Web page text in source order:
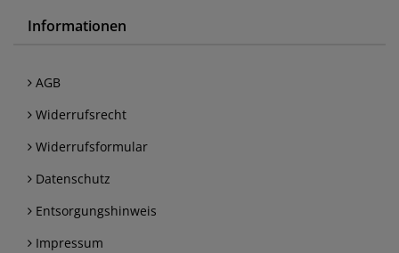
Informationen
AGB
Widerrufsrecht
Widerrufsformular
Datenschutz
Entsorgungshinweis
Impressum